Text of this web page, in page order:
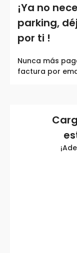
¡Ya no
parking,
por ti !
Nunca más
factura por